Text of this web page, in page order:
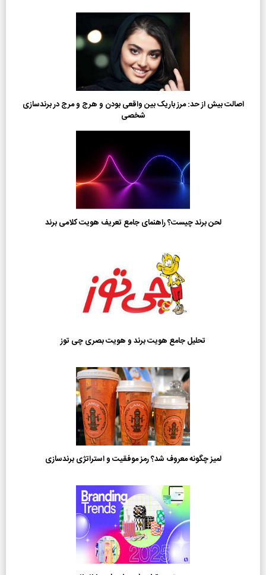
اصالت بیش از حد: مرز باریک بین واقعی بودن و هرج و مرج در برندسازی
شخصی
لحن برند چیست؟ راهنمای جامع تعریف هویت کلامی برند
تحلیل جامع هویت برند و هویت بصری چی توز
لمیز چگونه معروف شد؟ رمز موفقیت و استراتژی برندسازی